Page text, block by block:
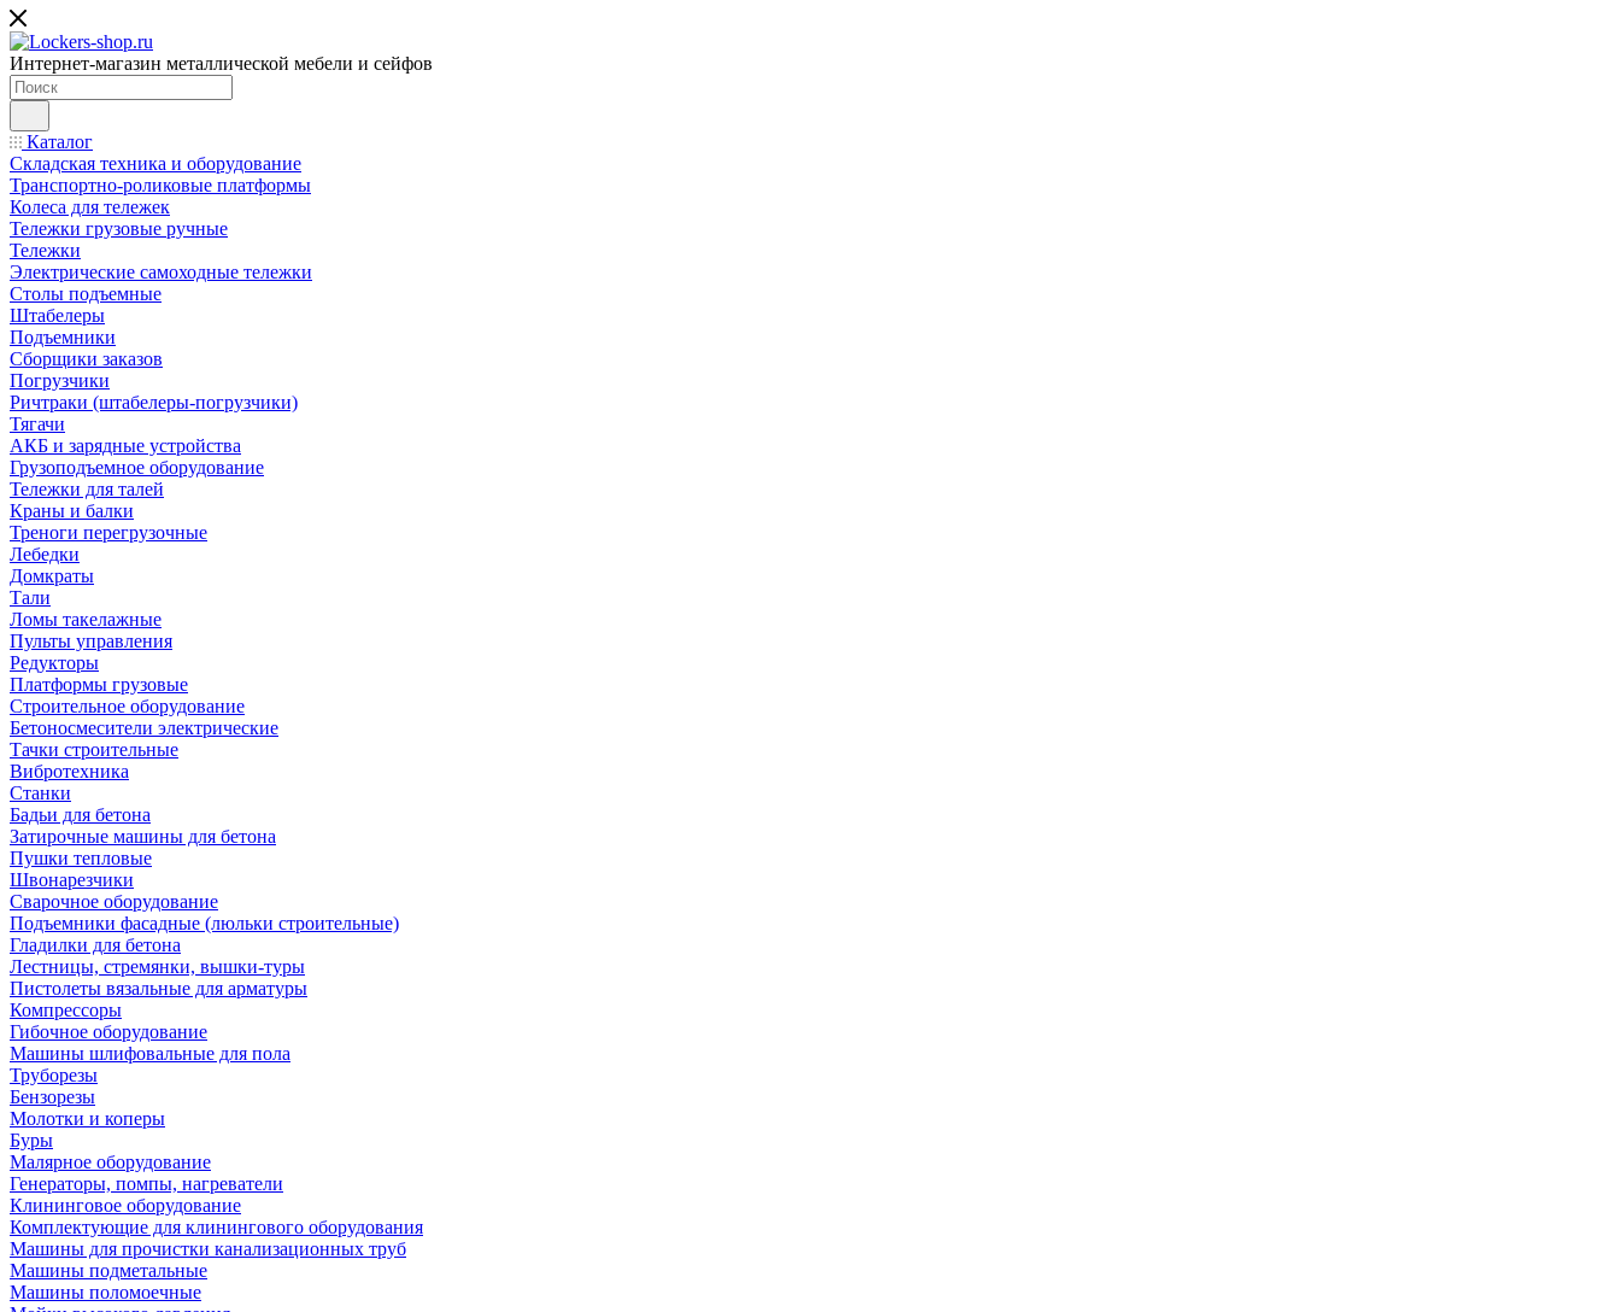
Интернет-магазин металлической мебели и сейфов
Каталог
Складская техника и оборудование
Транспортно-роликовые платформы
Колеса для тележек
Тележки грузовые ручные
Тележки
Электрические самоходные тележки
Столы подъемные
Штабелеры
Подъемники
Сборщики заказов
Погрузчики
Ричтраки (штабелеры-погрузчики)
Тягачи
АКБ и зарядные устройства
Грузоподъемное оборудование
Тележки для талей
Краны и балки
Треноги перегрузочные
Лебедки
Домкраты
Тали
Ломы такелажные
Пульты управления
Редукторы
Платформы грузовые
Строительное оборудование
Бетоносмесители электрические
Тачки строительные
Вибротехника
Станки
Бадьи для бетона
Затирочные машины для бетона
Пушки тепловые
Швонарезчики
Сварочное оборудование
Подъемники фасадные (люльки строительные)
Гладилки для бетона
Лестницы, стремянки, вышки-туры
Пистолеты вязальные для арматуры
Компрессоры
Гибочное оборудование
Машины шлифовальные для пола
Труборезы
Бензорезы
Молотки и коперы
Буры
Малярное оборудование
Генераторы, помпы, нагреватели
Клининговое оборудование
Комплектующие для клинингового оборудования
Машины для прочистки канализационных труб
Машины подметальные
Машины поломоечные